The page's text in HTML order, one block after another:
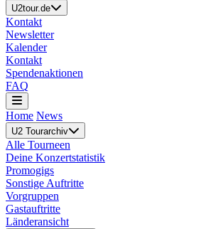
U2tour.de
Kontakt
Newsletter
Kalender
Kontakt
Spendenaktionen
FAQ
Home News
U2 Tourarchiv
Alle Tourneen
Deine Konzertstatistik
Promogigs
Sonstige Auftritte
Vorgruppen
Gastauftritte
Länderansicht